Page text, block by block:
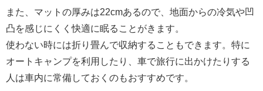
また、マットの厚みは22cmあるので、地面からの冷気や凹
凸を感じにくく快適に眠ることがきます。
使わない時には折り畳んで収納することもできます。特に
オートキャンプを利用したり、車で旅行に出かけたりする
人は車内に常備しておくのもおすすめです。